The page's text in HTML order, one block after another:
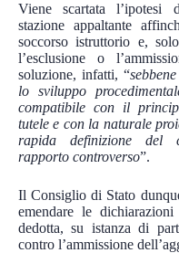
Viene scartata l’ipotesi
stazione appaltante
soccorso istruttorio e,
l’esclusione o
soluzione, infatti, “
lo sviluppo
compatibile con il
tutele e con la naturale
rapida definizione del
rapporto controverso”.
Il Consiglio di Stato
emendare le
dedotta, su istanza di
contro l’ammissione